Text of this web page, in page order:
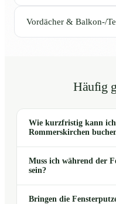
Vordächer & Balkon-/
Häufig
Wie kurzfristig kann
Rommerskirchen
Muss ich während der
sein?
Bringen die